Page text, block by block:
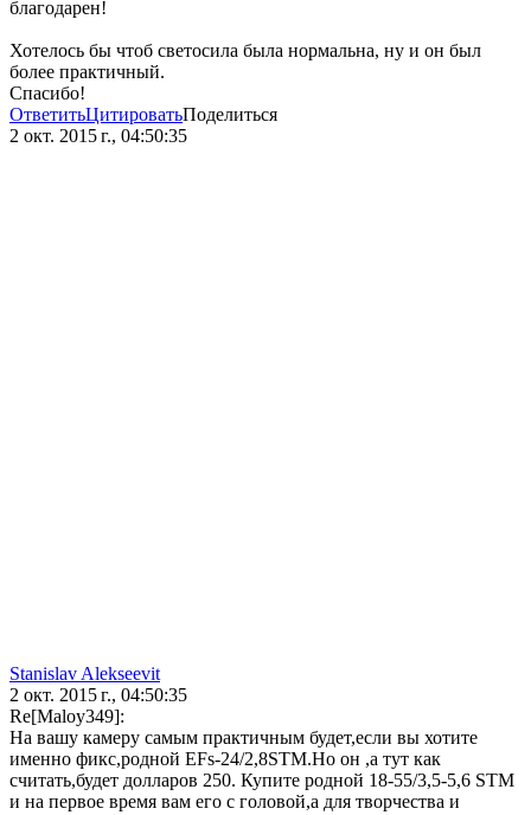
благодарен!
Хотелось бы чтоб светосила была нормальна, ну и он был
более практичный.
Спасибо!
ОтветитьЦитироватьПоделиться
2 окт. 2015 г., 04:50:35
Stanislav Alekseevit
2 окт. 2015 г., 04:50:35
Re[Maloy349]:
На вашу камеру самым практичным будет,если вы хотите
именно фикс,родной EFs-24/2,8STM.Но он ,а тут как
считать,будет долларов 250. Купите родной 18-55/3,5-5,6 STM
и на первое время вам его с головой,а для творчества и